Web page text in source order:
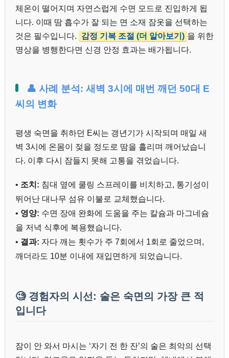
체온이 떨어지며 자연스럽게 수면 모드로 진입하게 됩
니다. 이때 땀 흡수가 잘 되는 면 소재 잠옷을 선택하는
것은 필수입니다.
감정 기복 조절 (더 알아보기) 을 위한
명상을 병행한다면 신경 안정 효과는 배가됩니다.
👤 사례 분석: 새벽 3시에 매번 깨던 50대 E
씨의 변화
평생 숙면을 취하던 E씨는 갱년기가 시작되며 매일 새
벽 3시에 온몸이 젖을 정도로 땀을 흘리며 깨어났습니
다. 이후 다시 잠들지 못해 고통을 겪었습니다.
• 조치: 침대 옆에 쿨링 스프레이를 비치하고, 통기성이
뛰어난 대나무 섬유 이불로 교체했습니다.
• 영양: 수면 장애 완화에 도움을 주는 칼슘과 마그네슘
을 저녁 식후에 복용했습니다.
• 결과: 자다 깨는 횟수가 주 7회에서 1회로 줄었으며,
깨더라도 10분 이내에 재입면하게 되었습니다.
🧐 경험자의 시선: 술은 숙면의 가장 큰 적
입니다
잠이 안 와서 마시는 ‘자기 전 한 잔’의 술은 최악의 선택